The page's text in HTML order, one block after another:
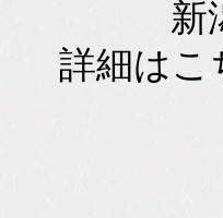
新潟県
詳細は